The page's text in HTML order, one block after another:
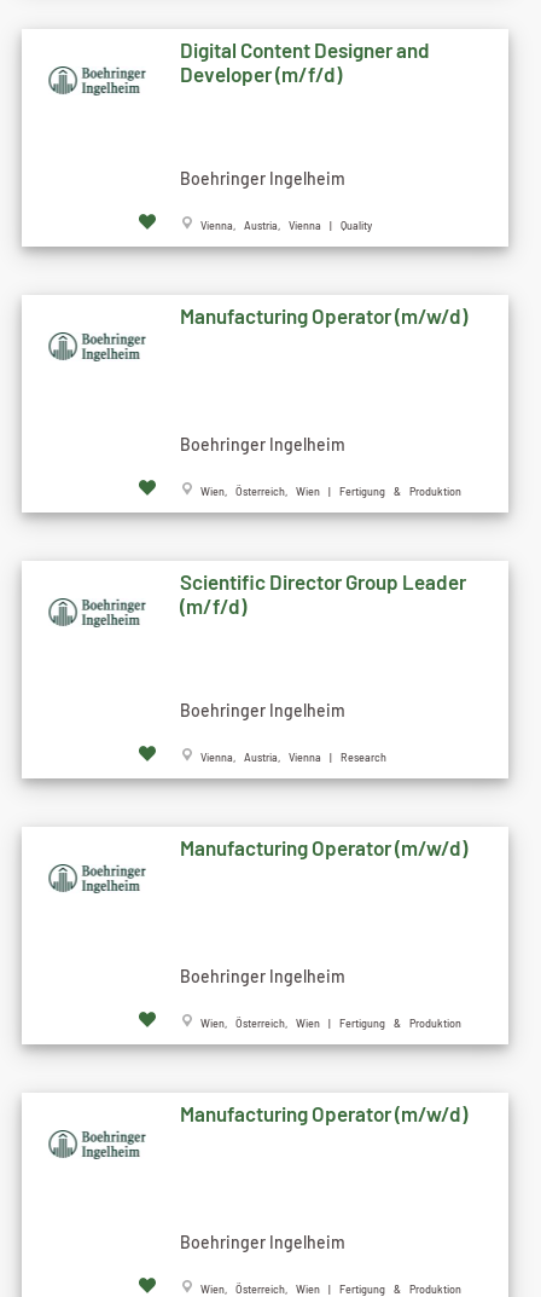
Digital Content Designer and
Developer (m/f/d)
Boehringer Ingelheim
Vienna, Austria, Vienna | Quality
Manufacturing Operator (m/w/d)
Boehringer Ingelheim
Wien, Österreich, Wien | Fertigung & Produktion
Scientific Director Group Leader
(m/f/d)
Boehringer Ingelheim
Vienna, Austria, Vienna | Research
Manufacturing Operator (m/w/d)
Boehringer Ingelheim
Wien, Österreich, Wien | Fertigung & Produktion
Manufacturing Operator (m/w/d)
Boehringer Ingelheim
Wien, Österreich, Wien | Fertigung & Produktion